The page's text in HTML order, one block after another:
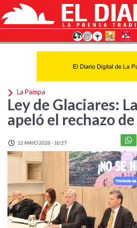
La Pampa
Ley de Glaciares:
apeló el rechazo
12 MAYO 2026 - 10:27